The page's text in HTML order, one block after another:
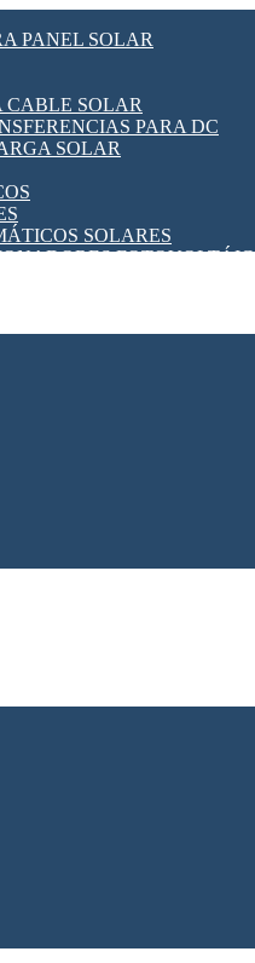
PANEL SOLAR
CABLE SOLAR
PARA DC
SOLAR
SOLARES